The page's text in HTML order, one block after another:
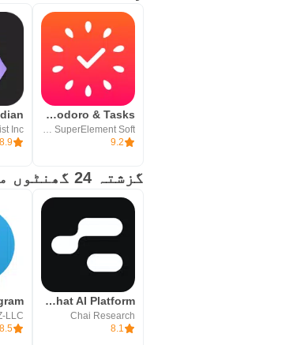
Focus To-Do: Pomodoro & Tasks
Pomodoro Timer & To Do List - SuperElement Soft
9.2
Inc.
8.9
گزشتہ 24 گھنٹوں میں موسمی ایپس
Chai: Chat AI Platform
Chai Research
8.1
LLC
8.5